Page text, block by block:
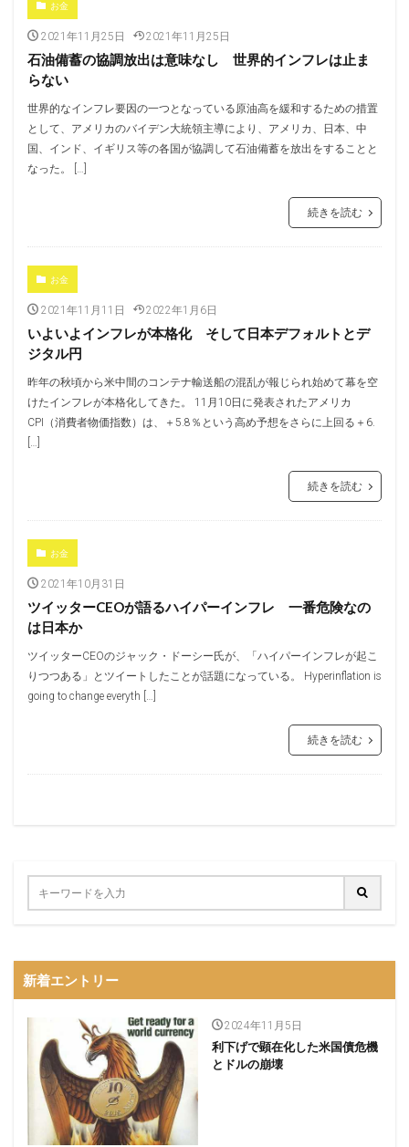
お金
2021年11月25日 2021年11月25日
石油備蓄の協調放出は意味なし 世界的インフレは止ま
らない
世界的なインフレ要因の一つとなっている原油高を緩和するための措置
として、アメリカのバイデン大統領主導により、アメリカ、日本、中
国、インド、イギリス等の各国が協調して石油備蓄を放出をすることと
なった。 […]
続きを読む
お金
2021年11月11日 2022年1月6日
いよいよインフレが本格化 そして日本デフォルトとデ
ジタル円
昨年の秋頃から米中間のコンテナ輸送船の混乱が報じられ始めて幕を空
けたインフレが本格化してきた。 11月10日に発表されたアメリカ
CPI（消費者物価指数）は、＋5.8％という高め予想をさらに上回る＋6.
[…]
続きを読む
お金
2021年10月31日
ツイッターCEOが語るハイパーインフレ 一番危険なの
は日本か
ツイッターCEOのジャック・ドーシー氏が、「ハイパーインフレが起こ
りつつある」とツイートしたことが話題になっている。 Hyperinflation is
going to change everyth […]
続きを読む
新着エントリー
2024年11月5日
利下げで顕在化した米国債危機
とドルの崩壊